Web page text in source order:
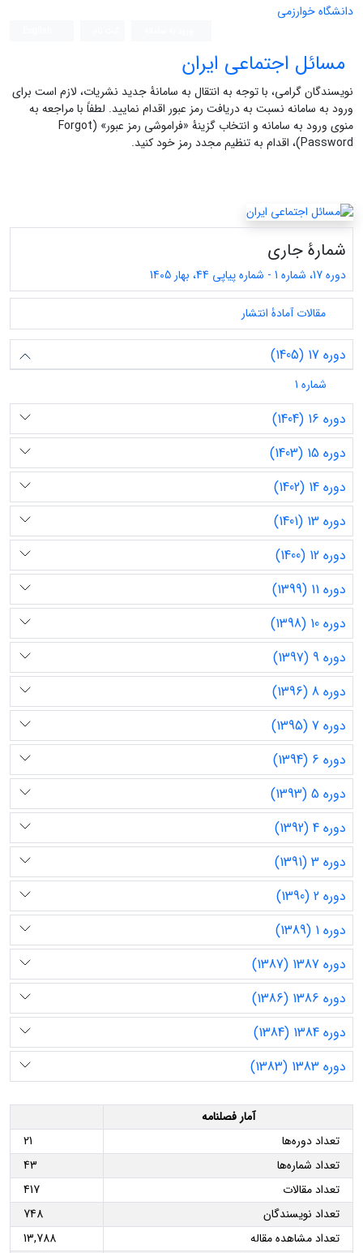
دانشگاه خوارزمی
مسائل اجتماعی ایران
نویسندگان گرامی، با توجه به انتقال به سامانۀ جدید نشریات، لازم است برای
ورود به سامانه نسبت به دریافت رمز عبور اقدام نمایید. لطفاً با مراجعه به
منوی ورود به سامانه و انتخاب گزینۀ «فراموشی رمز عبور» (Forgot
Password)، اقدام به تنظیم مجدد رمز خود کنید.
شمارۀ جاری
دوره 17، شماره 1 - شماره پیاپی 44، بهار 1405
مقالات آمادۀ انتشار
دوره 17 (1405)
شماره 1
دوره 16 (1404)
دوره 15 (1403)
دوره 14 (1402)
دوره 13 (1401)
دوره 12 (1400)
دوره 11 (1399)
دوره 10 (1398)
دوره 9 (1397)
دوره 8 (1396)
دوره 7 (1395)
دوره 6 (1394)
دوره 5 (1393)
دوره 4 (1392)
دوره 3 (1391)
دوره 2 (1390)
دوره 1 (1389)
دوره 1387 (1387)
دوره 1386 (1386)
دوره 1384 (1384)
دوره 1383 (1383)
آمار فصلنامه
تعداد دوره‌ها
21
تعداد شماره‌ها
43
تعداد مقالات
417
تعداد نویسندگان
748
تعداد مشاهده مقاله
13,788